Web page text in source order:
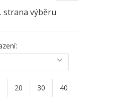
strana výběru
20 30 40